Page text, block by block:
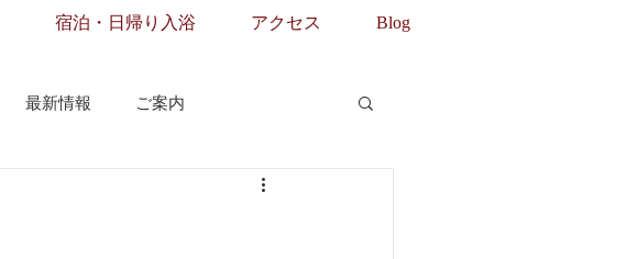
宿泊・日帰り入浴 アクセス Blog
最新情報 ご案内